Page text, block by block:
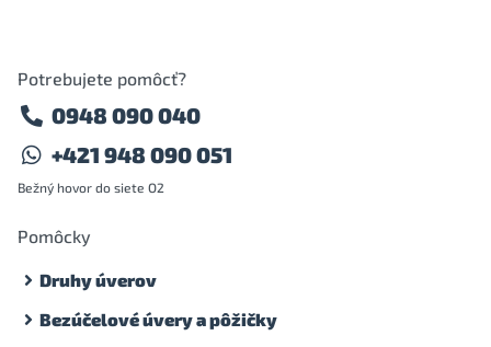
Potrebujete pomôcť?
0948 090 040
+421 948 090 051
Bežný hovor do siete O2
Pomôcky
Druhy úverov
Bezúčelové úvery a pôžičky